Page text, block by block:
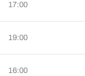
17:00
19:00
16:00